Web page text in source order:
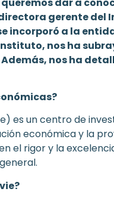
gerente
a la
nos ha
nos ha
es un centro de
económica y la
el rigor y la